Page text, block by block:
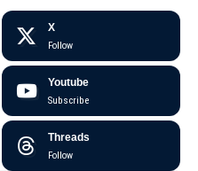
X
Follow
Youtube
Subscribe
Threads
Follow